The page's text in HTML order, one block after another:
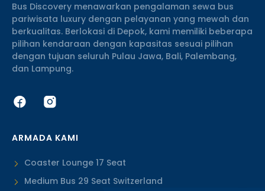
Bus Discovery menawarkan pengalaman sewa bus
pariwisata luxury dengan pelayanan yang mewah dan
berkualitas. Berlokasi di Depok, kami memiliki beberapa
pilihan kendaraan dengan kapasitas sesuai pilihan
dengan tujuan seluruh Pulau Jawa, Bali, Palembang,
dan Lampung.
ARMADA KAMI
Coaster Lounge 17 Seat
Medium Bus 29 Seat Switzerland